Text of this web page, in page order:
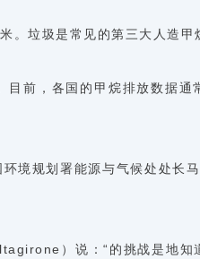
垃圾是常见的第三大人造甲
前，各国的甲烷排放数据
境规划署能源与气候处处
）说：“的挑战是地知